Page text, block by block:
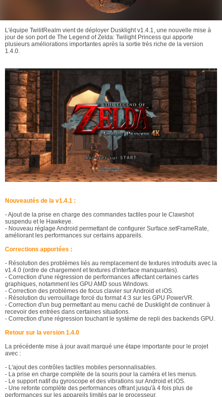
L'équipe TwilitRealm vient de déployer Dusklight v1.4.1, une nouvelle mise à
jour de son port de The Legend of Zelda: Twilight Princess qui apporte
plusieurs améliorations importantes après la sortie très riche de la version
1.4.0.
Nouveautés de la v1.4.1 :
- Ajout de la prise en charge des commandes tactiles pour le Clawshot
suspendu et le Hawkeye.
- Nouveau réglage Android permettant de configurer Surface.setFrameRate,
améliorant les performances sur certains appareils.
Corrections apportées :
- Résolution des problèmes liés au remplacement de textures introduits avec la
v1.4.0 (ordre de chargement et textures d'interface manquantes).
- Correction d'une régression de performances affectant certaines cartes
graphiques, notamment les GPU AMD sous Windows.
- Correction des problèmes de focus clavier sur Android et iOS.
- Résolution du verrouillage forcé du format 4:3 sur les GPU PowerVR.
- Correction d'un bug permettant au menu caché de Dusklight de continuer à
recevoir des entrées dans certaines situations.
- Correction d'une régression touchant le système de repli des backends GPU.
Retour sur la version 1.4.0
La précédente mise à jour avait marqué une étape importante pour le projet
avec :
- L'ajout des contrôles tactiles mobiles personnalisables.
- La prise en charge complète de la souris pour la caméra et les menus.
- Le support natif du gyroscope et des vibrations sur Android et iOS.
- Une refonte complète des performances offrant jusqu'à 4 fois plus de
performances sur les appareils limités par le processeur.